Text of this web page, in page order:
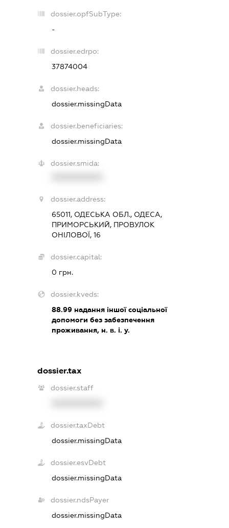
dossier.opfSubType:
-
dossier.edrpo:
37874004
dossier.heads:
dossier.missingData
dossier.beneficiaries:
dossier.missingData
dossier.smida:
dossier.address:
65011, ОДЕСЬКА ОБЛ., ОДЕСА,
ПРИМОРСЬКИЙ, ПРОВУЛОК
ОНІЛОВОЇ, 16
dossier.capital:
0 грн.
dossier.kveds:
88.99надання іншої соціальної
допомоги без забезпечення
проживання, н. в. і. у.
dossier.tax
dossier.staff
dossier.taxDebt
dossier.missingData
dossier.esvDebt
dossier.missingData
dossier.ndsPayer
dossier.missingData